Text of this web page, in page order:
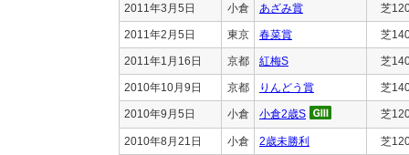
2011年3月5日 小倉 あざみ賞 芝
2011年2月5日 東京 春菜賞 芝
2011年1月16日 京都 紅梅S 芝
2010年10月9日 京都 りんどう賞 芝
2010年9月5日 小倉 小倉2歳S 芝
2010年8月21日 小倉 2歳未勝利 芝